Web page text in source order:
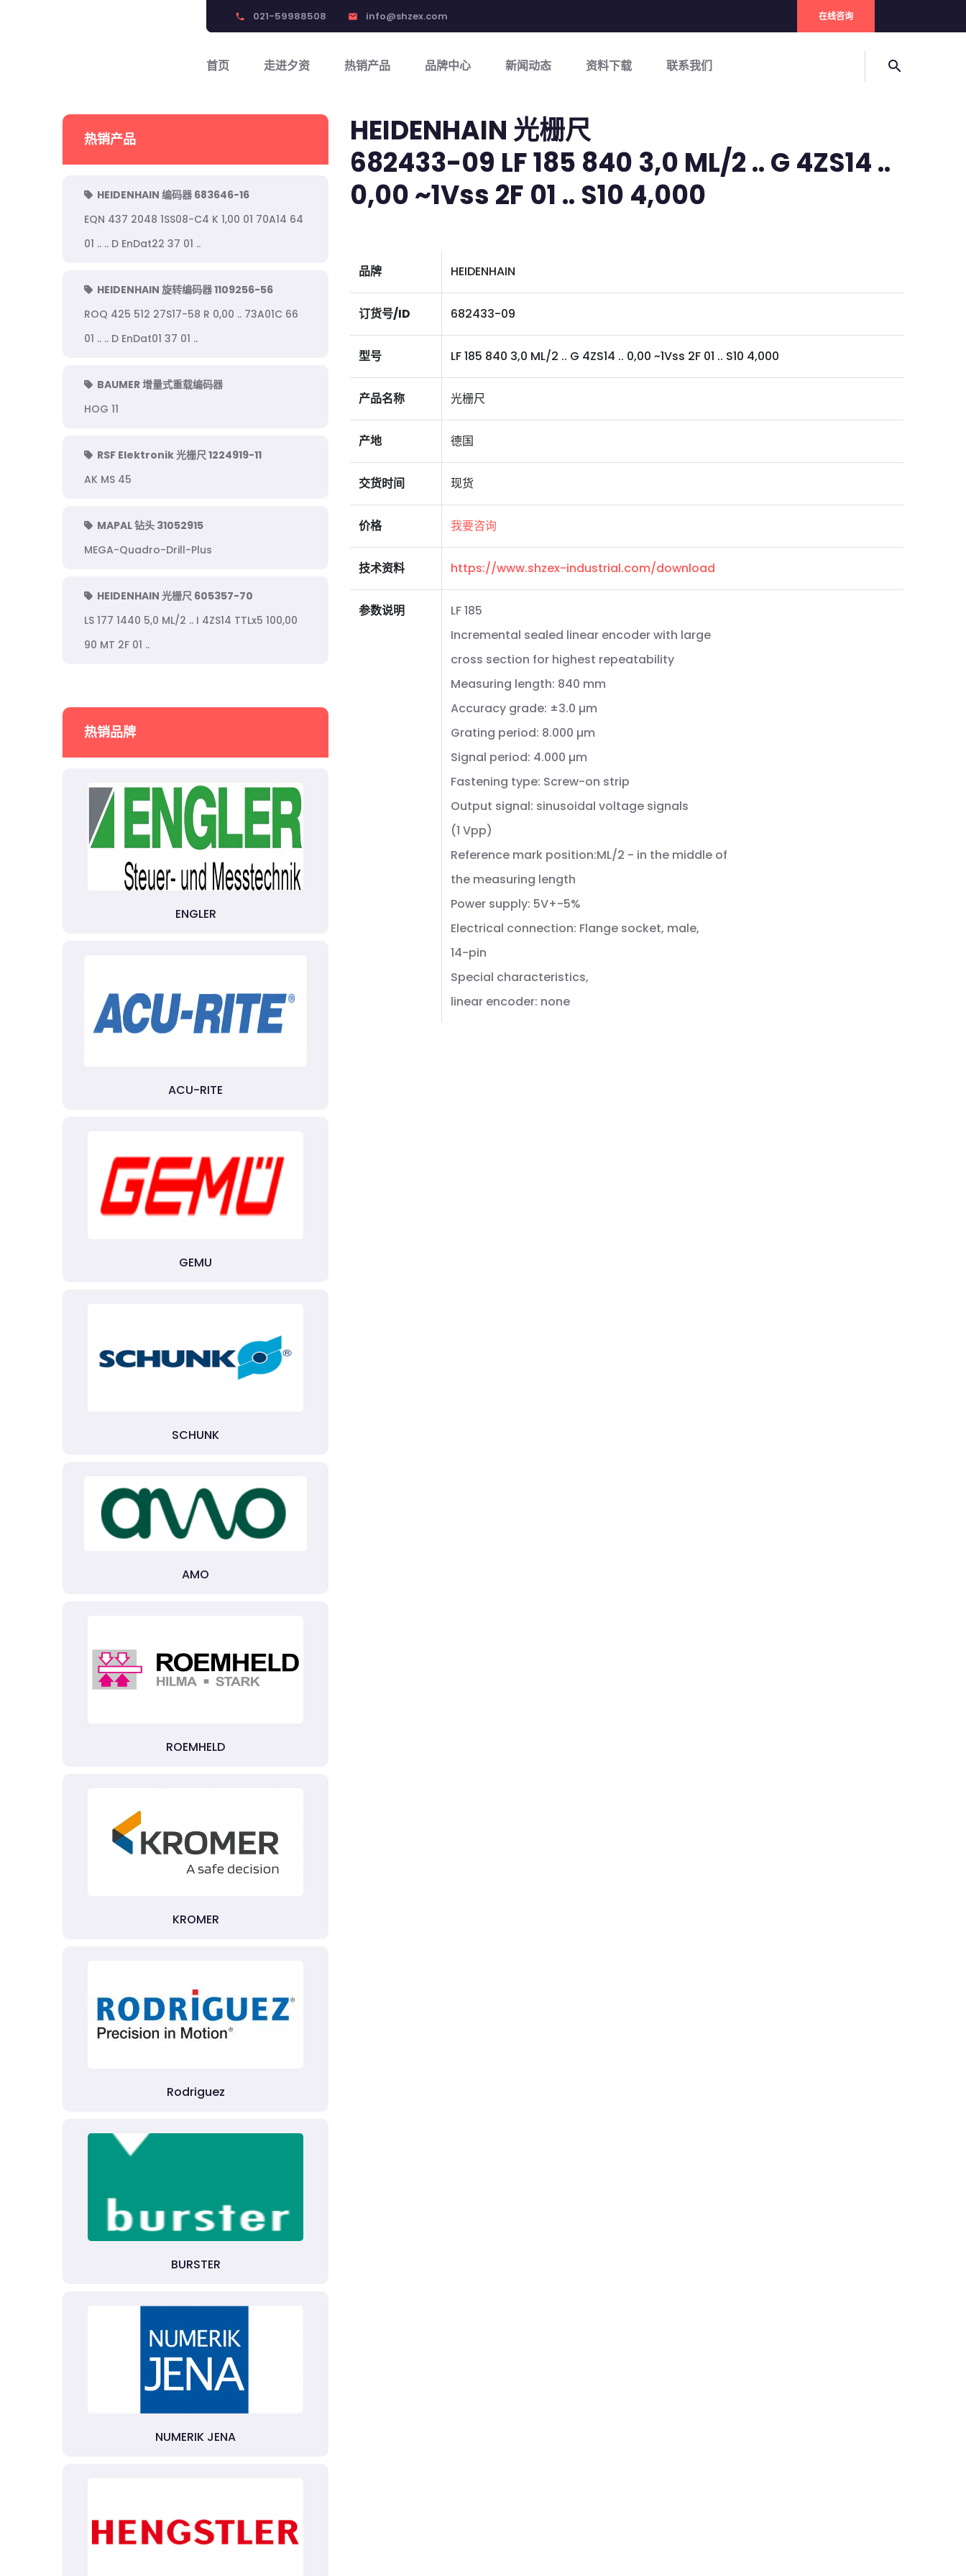
phone 021-59988508 email info@shzex.com 在线咨询
首页 走进夕资 热销产品 品牌中心 新闻动态 资料下载 联系我们 search
热销产品
HEIDENHAIN 编码器 683646-16
EQN 437 2048 1SS08-C4 K 1,00 01 70A14 64
01 .. .. D EnDat22 37 01 ..
HEIDENHAIN 旋转编码器 1109256-56
ROQ 425 512 27S17-58 R 0,00 .. 73A01C 66
01 .. .. D EnDat01 37 01 ..
BAUMER 增量式重载编码器
HOG 11
RSF Elektronik 光栅尺 1224919-11
AK MS 45
MAPAL 钻头 31052915
MEGA-Quadro-Drill-Plus
HEIDENHAIN 光栅尺 605357-70
LS 177 1440 5,0 ML/2 .. I 4ZS14 TTLx5 100,00
90 MT 2F 01 ..
热销品牌
ENGLER
ACU-RITE
GEMU
SCHUNK
AMO
ROEMHELD
KROMER
Rodriguez
BURSTER
NUMERIK JENA
HEIDENHAIN 光栅尺
682433-09 LF 185 840 3,0 ML/2 .. G 4ZS14 ..
0,00 ~1Vss 2F 01 .. S10 4,000
品牌 HEIDENHAIN
订货号/ID 682433-09
型号 LF 185 840 3,0 ML/2 .. G 4ZS14 .. 0,00 ~1Vss 2F 01 .. S10 4,000
产品名称 光栅尺
产地 德国
交货时间 现货
价格 我要咨询
技术资料 https://www.shzex-industrial.com/download
参数说明
LF 185
Incremental sealed linear encoder with large
cross section for highest repeatability
Measuring length: 840 mm
Accuracy grade: ±3.0 µm
Grating period: 8.000 µm
Signal period: 4.000 µm
Fastening type: Screw-on strip
Output signal: sinusoidal voltage signals
(1 Vpp)
Reference mark position:ML/2 - in the middle of
the measuring length
Power supply: 5V+-5%
Electrical connection: Flange socket, male,
14-pin
Special characteristics,
linear encoder: none